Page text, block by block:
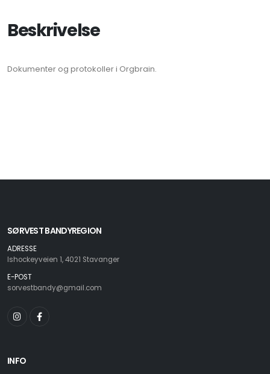
Beskrivelse
Dokumenter og protokoller i Orgbrain.
SØRVEST BANDYREGION
ADRESSE
Ishockeyveien 1, 4021 Stavanger
E-POST
sorvestbandy@gmail.com
INFO